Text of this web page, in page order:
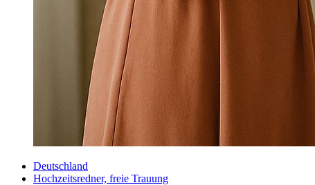
Deutschland
Hochzeitsredner, freie Trauung